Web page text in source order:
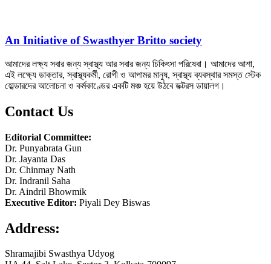
An Initiative of Swasthyer Britto society
আমাদের লক্ষ্য সবার জন্য স্বাস্থ্য আর সবার জন্য চিকিৎসা পরিষেবা। আমাদের আশা,
এই লক্ষ্যে ডাক্তার, স্বাস্থ্যকর্মী, রোগী ও আপামর মানুষ, স্বাস্থ্য ব্যবস্থার সমস্ত স্টেক
হোল্ডারদের আলোচনা ও কর্মকাণ্ডের একটি মঞ্চ হয়ে উঠবে ডক্টরস ডায়ালগ।
Contact Us
Editorial Committee:
Dr. Punyabrata Gun
Dr. Jayanta Das
Dr. Chinmay Nath
Dr. Indranil Saha
Dr. Aindril Bhowmik
Executive Editor: Piyali Dey Biswas
Address:
Shramajibi Swasthya Udyog